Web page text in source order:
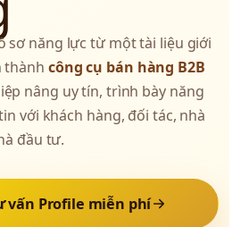
sơ năng lực từ một tài liệu giới
thành công cụ bán hàng B2B
nâng uy tín, trình bày năng
với khách hàng, đối tác, nhà
đầu tư.
vấn Profile miễn phí